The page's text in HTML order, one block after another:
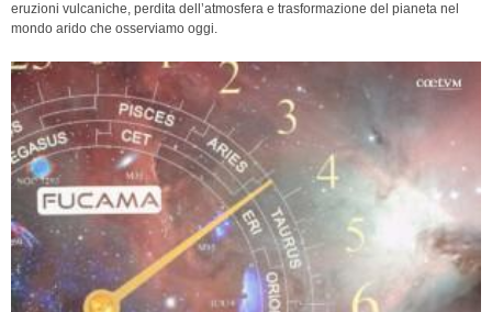
eruzioni vulcaniche, perdita dell’atmosfera e trasformazione del pianeta nel
mondo arido che osserviamo oggi.